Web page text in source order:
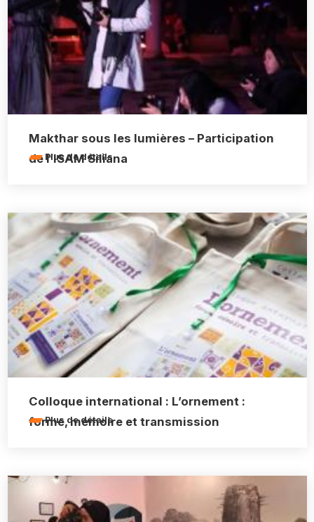
Makthar sous les lumières – Participation
de l’ISAM Siliana
Plus de détails
Colloque international : L’ornement :
forme, mémoire et transmission
Plus de détails